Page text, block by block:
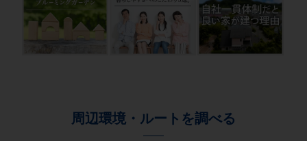
周辺環境・ルートを調べる